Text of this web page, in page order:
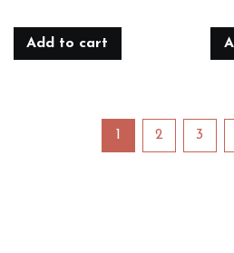
Add to cart
1 2 3